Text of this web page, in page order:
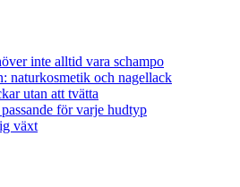
inte alltid vara schampo
naturkosmetik och nagellack
utan att tvätta
för varje hudtyp
växt